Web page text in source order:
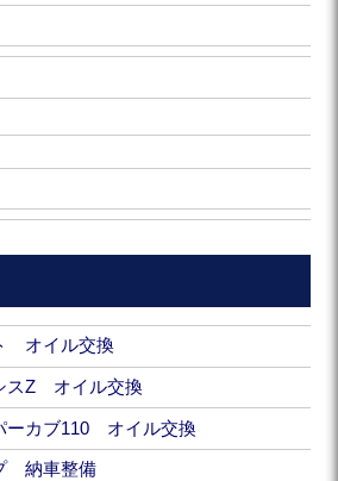
オイル交換
スZ オイル交換
ーカブ110 オイル交換
納車整備